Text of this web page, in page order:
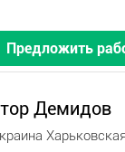
Предложить
Демидов